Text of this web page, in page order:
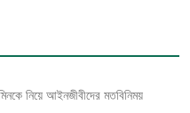
নিয়ে আইনজীবীদের মতবিনিময়